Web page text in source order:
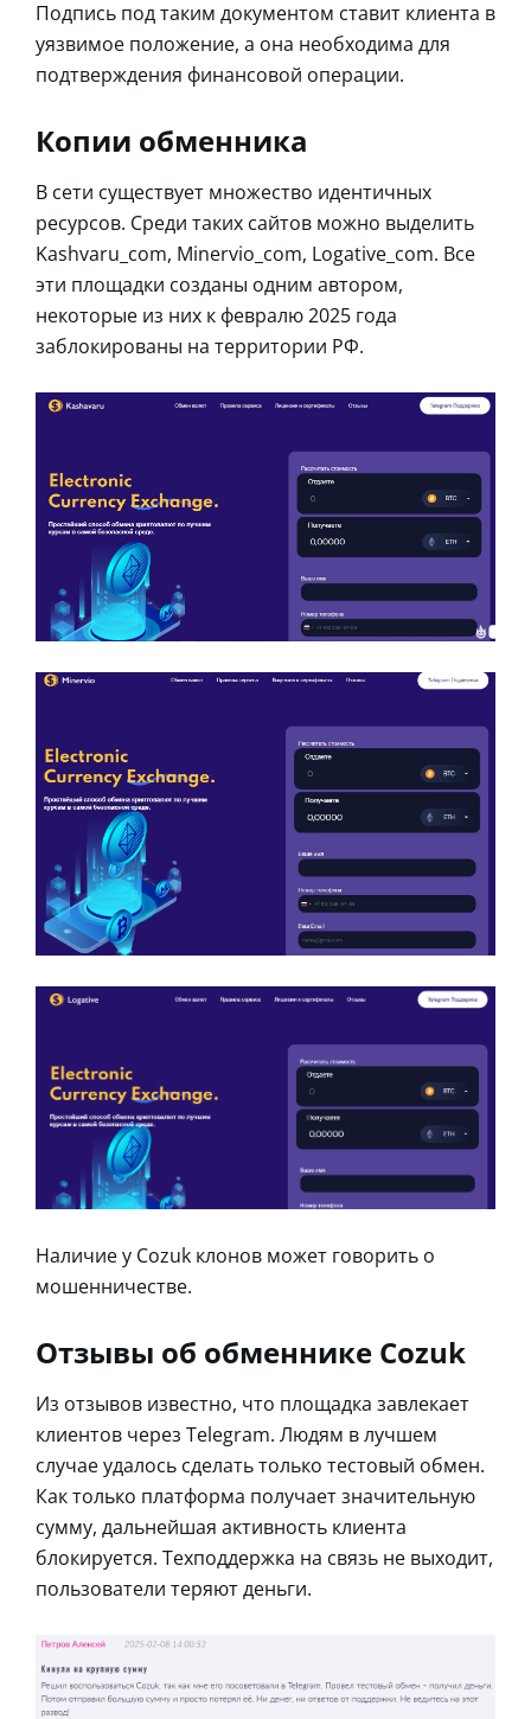
Подпись под таким документом ставит клиента в
уязвимое положение, а она необходима для
подтверждения финансовой операции.
Копии обменника
В сети существует множество идентичных
ресурсов. Среди таких сайтов можно выделить
Kashvaru_com, Minervio_com, Logative_com. Все
эти площадки созданы одним автором,
некоторые из них к февралю 2025 года
заблокированы на территории РФ.
Наличие у Cozuk клонов может говорить о
мошенничестве.
Отзывы об обменнике Cozuk
Из отзывов известно, что площадка завлекает
клиентов через Telegram. Людям в лучшем
случае удалось сделать только тестовый обмен.
Как только платформа получает значительную
сумму, дальнейшая активность клиента
блокируется. Техподдержка на связь не выходит,
пользователи теряют деньги.